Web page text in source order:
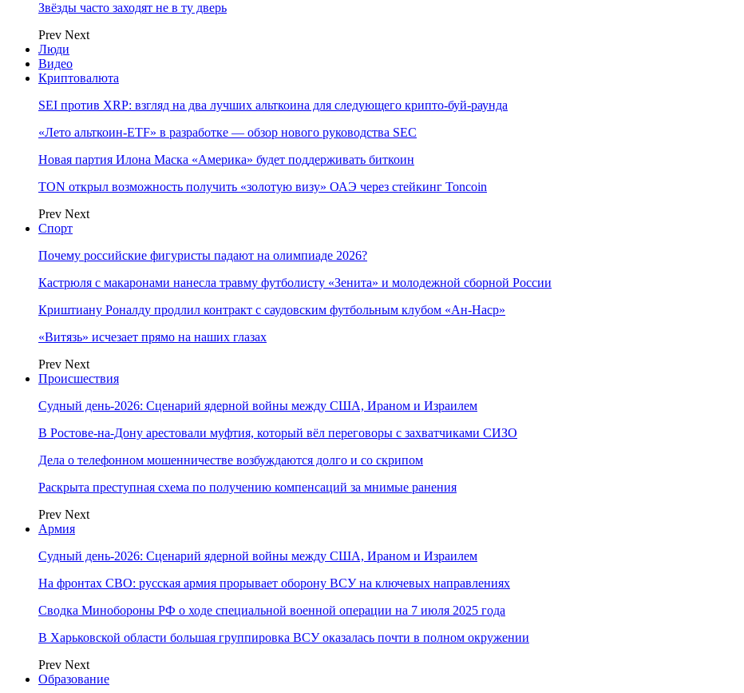
Звёзды часто заходят не в ту дверь
Prev Next
Люди
Видео
Криптовалюта
SEI против XRP: взгляд на два лучших альткоина для следующего крипто-буй-раунда
«Лето альткоин-ETF» в разработке — обзор нового руководства SEC
Новая партия Илона Маска «Америка» будет поддерживать биткоин
TON открыл возможность получить «золотую визу» ОАЭ через стейкинг Toncoin
Prev Next
Спорт
Почему российские фигуристы падают на олимпиаде 2026?
Кастрюля с макаронами нанесла травму футболисту «Зенита» и молодежной сборной России
Криштиану Роналду продлил контракт с саудовским футбольным клубом «Ан-Наср»
«Витязь» исчезает прямо на наших глазах
Prev Next
Происшествия
Судный день-2026: Сценарий ядерной войны между США, Ираном и Израилем
В Ростове-на-Дону арестовали муфтия, который вёл переговоры с захватчиками СИЗО
Дела о телефонном мошенничестве возбуждаются долго и со скрипом
Раскрыта преступная схема по получению компенсаций за мнимые ранения
Prev Next
Армия
Судный день-2026: Сценарий ядерной войны между США, Ираном и Израилем
На фронтах СВО: русская армия прорывает оборону ВСУ на ключевых направлениях
Сводка Минобороны РФ о ходе специальной военной операции на 7 июля 2025 года
В Харьковской области большая группировка ВСУ оказалась почти в полном окружении
Prev Next
Образование